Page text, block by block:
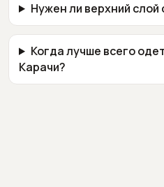
Нужен ли верхний слой
Когда лучше всего
Карачи?